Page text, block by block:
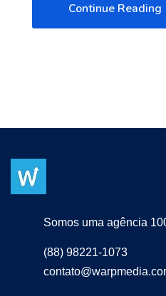
Continue Reading
Somos uma agência
(88) 98221-1073